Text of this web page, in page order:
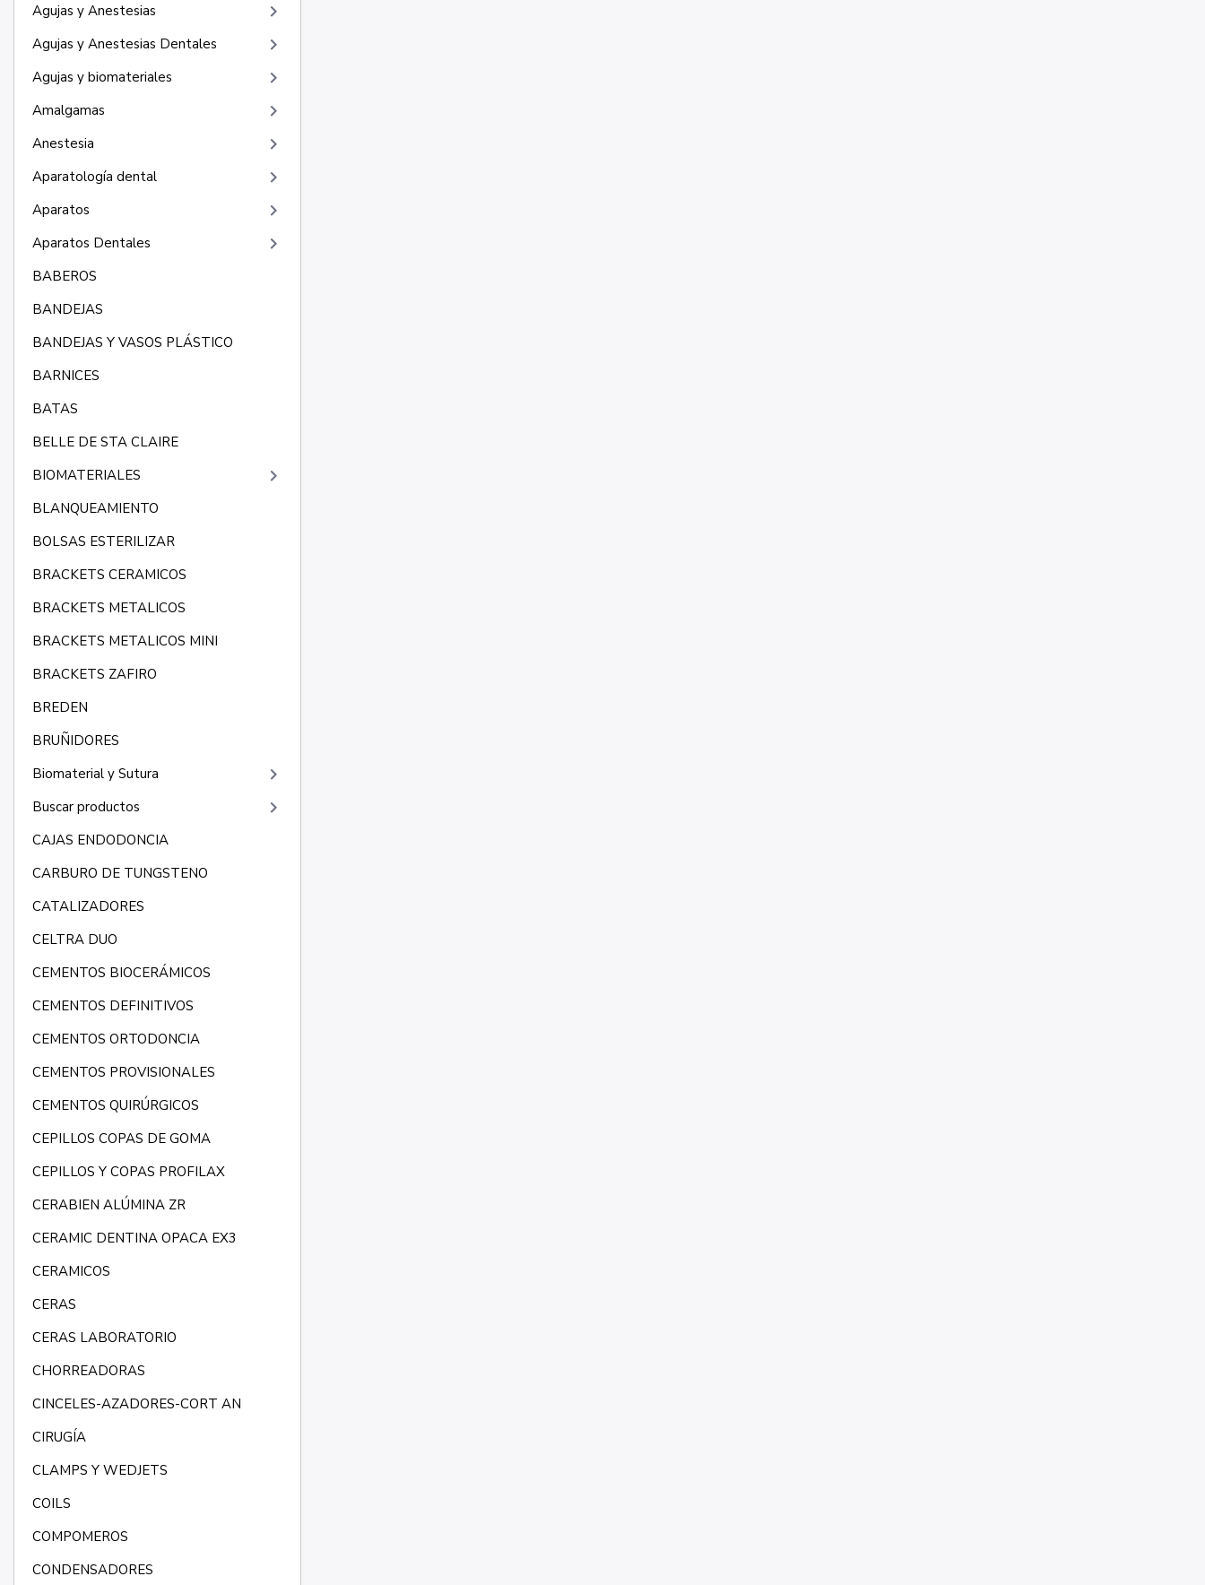
Agujas y Anestesias keyboard_arrow_right
Agujas y Anestesias Dentales keyboard_arrow_right
Agujas y biomateriales keyboard_arrow_right
Amalgamas keyboard_arrow_right
Anestesia keyboard_arrow_right
Aparatología dental keyboard_arrow_right
Aparatos keyboard_arrow_right
Aparatos Dentales keyboard_arrow_right
BABEROS
BANDEJAS
BANDEJAS Y VASOS PLÁSTICO
BARNICES
BATAS
BELLE DE STA CLAIRE
BIOMATERIALES
keyboard_arrow_right
BLANQUEAMIENTO
BOLSAS ESTERILIZAR
BRACKETS CERAMICOS
BRACKETS METALICOS
BRACKETS METALICOS MINI
BRACKETS ZAFIRO
BREDEN
BRUÑIDORES
Biomaterial y Sutura
keyboard_arrow_right
Buscar productos keyboard_arrow_right
CAJAS ENDODONCIA
CARBURO DE TUNGSTENO
CATALIZADORES
CELTRA DUO
CEMENTOS BIOCERÁMICOS
CEMENTOS DEFINITIVOS
CEMENTOS ORTODONCIA
CEMENTOS PROVISIONALES
CEMENTOS QUIRÚRGICOS
CEPILLOS COPAS DE GOMA
CEPILLOS Y COPAS PROFILAX
CERABIEN ALÚMINA ZR
CERAMIC DENTINA OPACA EX3
CERAMICOS
CERAS
CERAS LABORATORIO
CHORREADORAS
CINCELES-AZADORES-CORT AN
CIRUGÍA
CLAMPS Y WEDJETS
COILS
COMPOMEROS
CONDENSADORES